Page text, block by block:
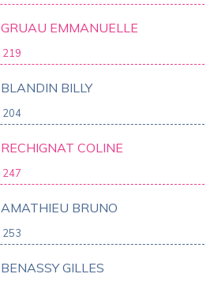
219
GRUAU EMMANUELLE
204
BLANDIN BILLY
247
RECHIGNAT COLINE
253
AMATHIEU BRUNO
BENASSY GILLES